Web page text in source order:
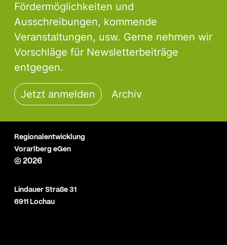
Fördermöglichkeiten und
Ausschreibungen, kommende
Veranstaltungen, usw. Gerne nehmen wir
Vorschläge für Newsletterbeiträge
entgegen.
Jetzt anmelden Archiv
Regionalentwicklung
Vorarlberg eGen
© 2026
Lindauer Straße 31
6911 Lochau